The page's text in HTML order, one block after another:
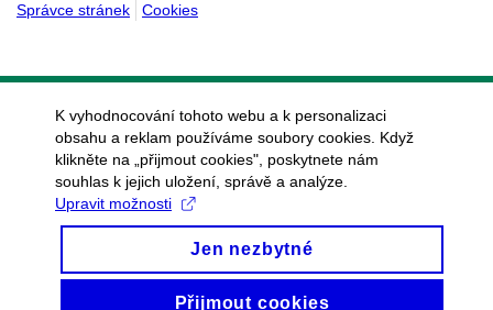
Správce stránek
Cookies
K vyhodnocování tohoto webu a k personalizaci
obsahu a reklam používáme soubory cookies. Když
klikněte na „přijmout cookies", poskytnete nám
souhlas k jejich uložení, správě a analýze.
Upravit možnosti
Jen nezbytné
Přijmout cookies